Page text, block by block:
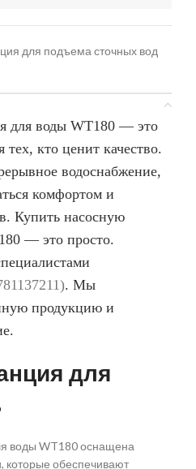
для подъема сточных вод
для воды WT180 — это
кто ценит качество.
водоснабжение,
комфортом и
Купить насосную
— это просто.
. Мы
продукцию и
для
воды WT180 оснащена
которые обеспечивают